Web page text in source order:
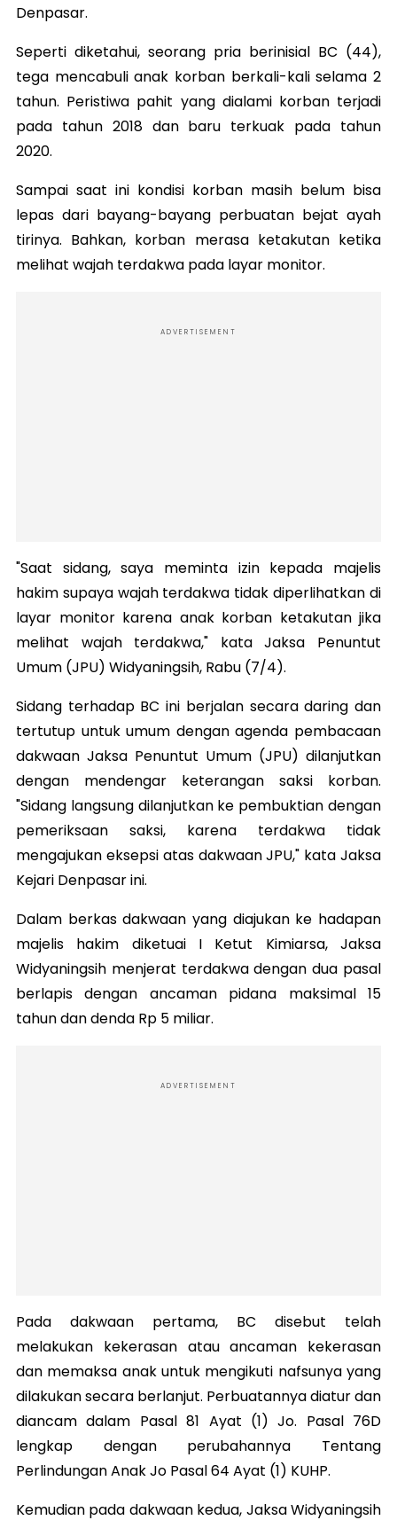
Denpasar.
Seperti diketahui, seorang pria berinisial BC (44),
tega mencabuli anak korban berkali-kali selama 2
tahun. Peristiwa pahit yang dialami korban terjadi
pada tahun 2018 dan baru terkuak pada tahun
2020.
Sampai saat ini kondisi korban masih belum bisa
lepas dari bayang-bayang perbuatan bejat ayah
tirinya. Bahkan, korban merasa ketakutan ketika
melihat wajah terdakwa pada layar monitor.
ADVERTISEMENT
"Saat sidang, saya meminta izin kepada majelis
hakim supaya wajah terdakwa tidak diperlihatkan di
layar monitor karena anak korban ketakutan jika
melihat wajah terdakwa," kata Jaksa Penuntut
Umum (JPU) Widyaningsih, Rabu (7/4).
Sidang terhadap BC ini berjalan secara daring dan
tertutup untuk umum dengan agenda pembacaan
dakwaan Jaksa Penuntut Umum (JPU) dilanjutkan
dengan mendengar keterangan saksi korban.
"Sidang langsung dilanjutkan ke pembuktian dengan
pemeriksaan saksi, karena terdakwa tidak
mengajukan eksepsi atas dakwaan JPU," kata Jaksa
Kejari Denpasar ini.
Dalam berkas dakwaan yang diajukan ke hadapan
majelis hakim diketuai I Ketut Kimiarsa, Jaksa
Widyaningsih menjerat terdakwa dengan dua pasal
berlapis dengan ancaman pidana maksimal 15
tahun dan denda Rp 5 miliar.
ADVERTISEMENT
Pada dakwaan pertama, BC disebut telah
melakukan kekerasan atau ancaman kekerasan
dan memaksa anak untuk mengikuti nafsunya yang
dilakukan secara berlanjut. Perbuatannya diatur dan
diancam dalam Pasal 81 Ayat (1) Jo. Pasal 76D
lengkap dengan perubahannya Tentang
Perlindungan Anak Jo Pasal 64 Ayat (1) KUHP.
Kemudian pada dakwaan kedua, Jaksa Widyaningsih